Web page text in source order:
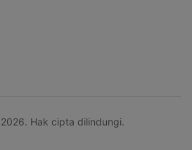
Hak cipta dilindungi.